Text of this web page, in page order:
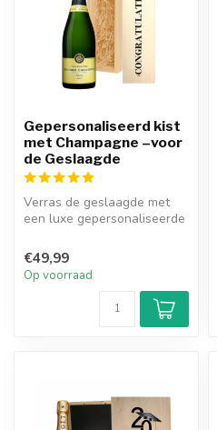
Gepersonaliseerd kist
met Champagne –voor
de Geslaagde
Verras de geslaagde met
een luxe gepersonaliseerde
topcha...
€49,99
Op voorraad